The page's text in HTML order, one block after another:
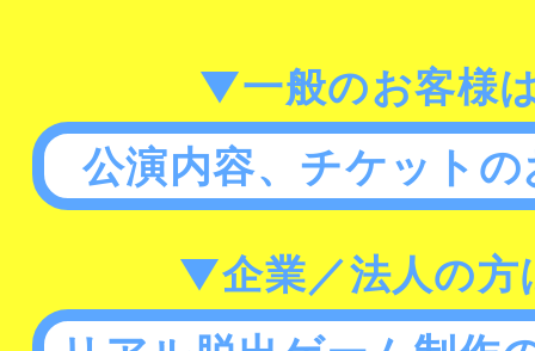
▼一般のお客様
公演内容、チケット
▼企業／法人の方